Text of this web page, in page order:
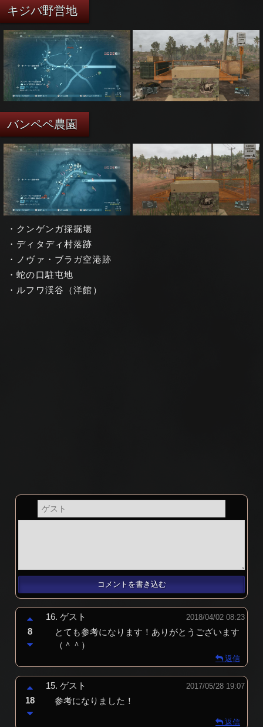
キジバ野営地
バンペペ農園
・クンゲンガ採掘場
・ディタディ村落跡
・ノヴァ・ブラガ空港跡
・蛇の口駐屯地
・ルフワ渓谷（洋館）
16.ゲスト 2018/04/02 08:23
とても参考になります！ありがとうございます
（＾＾）
8
返信
15.ゲスト 2017/05/28 19:07
参考になりました！
18
返信